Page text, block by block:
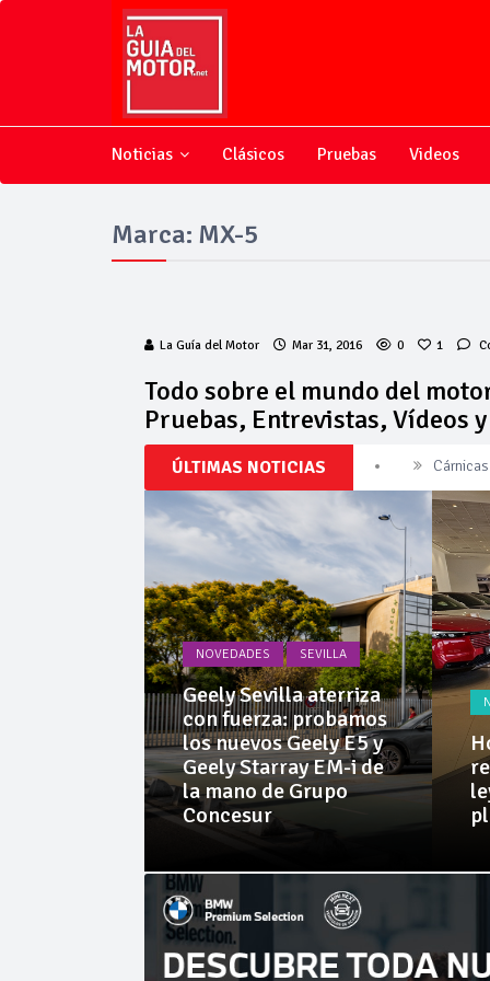
Noticias Clásicos Pruebas Videos
Marca: MX-5
La Guía del Motor Mar 31, 2016 0 1
Todo sobre el mundo del
Pruebas, Entrevistas, Vídeos
ÚLTIMAS NOTICIAS
La
Invercar
NOVEDADES SEVILLA
Geely Sevilla aterriza
con fuerza: probamos
los nuevos Geely E5 y
Geely Starray EM-i de
la mano de Grupo
Concesur